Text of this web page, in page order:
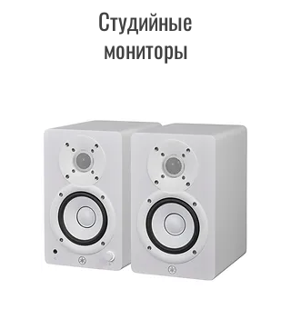
Студийные
мониторы